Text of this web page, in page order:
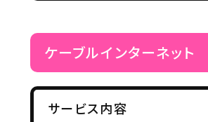
ケーブルインターネット
サービス内容